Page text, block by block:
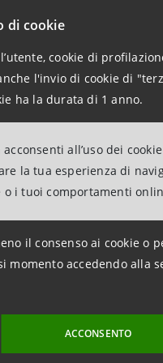
di cookie
cookie di
l'invio di cookie di
ha la durata di 1 anno.
all’uso dei
la tua esperienza di
i tuoi comportamenti
il consenso ai cookie o
accedendo alla
ACCONSENTO
di Intesa
del suo
coinvolgimento dei
l’impegno della
IMI CIB come
a basse